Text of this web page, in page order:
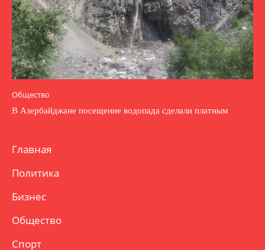
Общество
В Азербайджане посещение водопада сделали платным
Главная
Политика
Бизнес
Общество
Спорт